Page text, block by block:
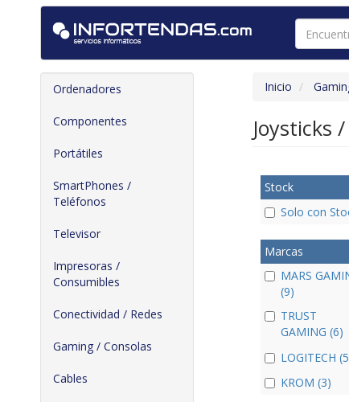
Ordenadores
Componentes
Portátiles
SmartPhones /
Teléfonos
Televisor
Impresoras /
Consumibles
Conectividad / Redes
Gaming / Consolas
Cables
Inicio
Joysticks
Stock
Solo con
Marcas
MARS
(9)
TRUST
GAMING (6)
LOGITECH
KROM (3)